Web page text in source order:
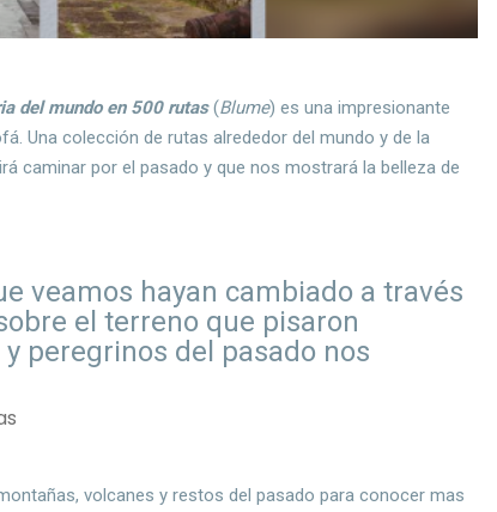
del mundo en 500 rutas(Blume) es una impresionante
Una colección de rutas alrededor del mundo y de la
caminar por el pasado y que nos mostrará la belleza de
veamos hayan cambiado a través
el terreno que pisaron
peregrinos del pasado nos
volcanes y restos del pasado para conocer mas